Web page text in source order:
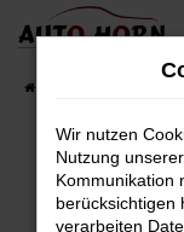
Zum
springen
Fehler:
Wir nutzen
Nutzung
Kommunikation
berücksichtigen
verarbeiten